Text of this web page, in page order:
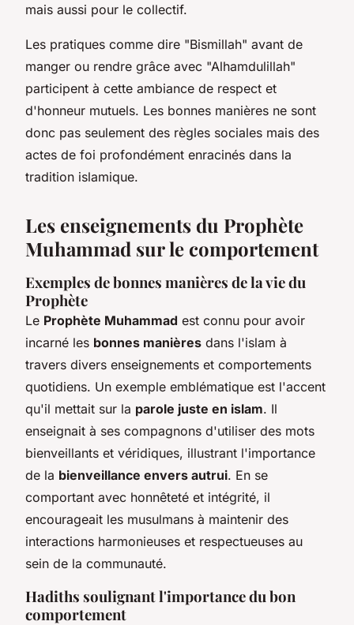
mais aussi pour le collectif.
Les pratiques comme dire "Bismillah" avant de
manger ou rendre grâce avec "Alhamdulillah"
participent à cette ambiance de respect et
d'honneur mutuels. Les bonnes manières ne sont
donc pas seulement des règles sociales mais des
actes de foi profondément enracinés dans la
tradition islamique.
Les enseignements du Prophète
Muhammad sur le comportement
Exemples de bonnes manières de la vie du
Prophète
Le Prophète Muhammad est connu pour avoir
incarné les bonnes manières dans l'islam à
travers divers enseignements et comportements
quotidiens. Un exemple emblématique est l'accent
qu'il mettait sur la parole juste en islam. Il
enseignait à ses compagnons d'utiliser des mots
bienveillants et véridiques, illustrant l'importance
de la bienveillance envers autrui. En se
comportant avec honnêteté et intégrité, il
encourageait les musulmans à maintenir des
interactions harmonieuses et respectueuses au
sein de la communauté.
Hadiths soulignant l'importance du bon
comportement